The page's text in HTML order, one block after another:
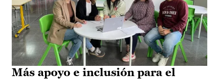
Más apoyo e inclusión para el